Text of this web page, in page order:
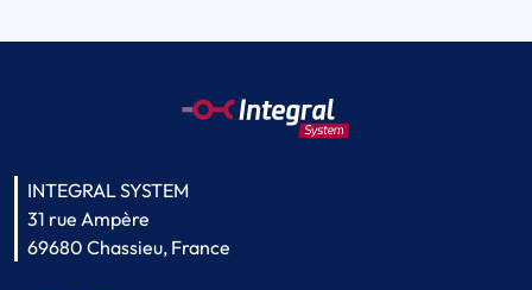
INTEGRAL SYSTEM
31 rue Ampère
69680 Chassieu, France